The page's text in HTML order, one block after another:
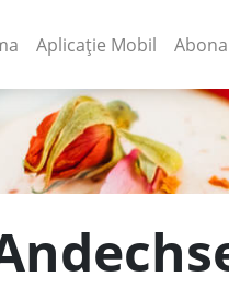
(current)
Aplicație Mobil (current)